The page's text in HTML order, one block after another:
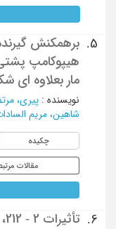
5.
هیپوکامپ
مار بعلاوه ای
نویسنده : پیری،
شاهین، مریم
چکیده
مقالات
6.